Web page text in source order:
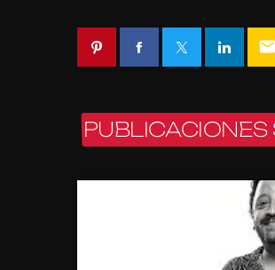
email
PUBLICACIONES